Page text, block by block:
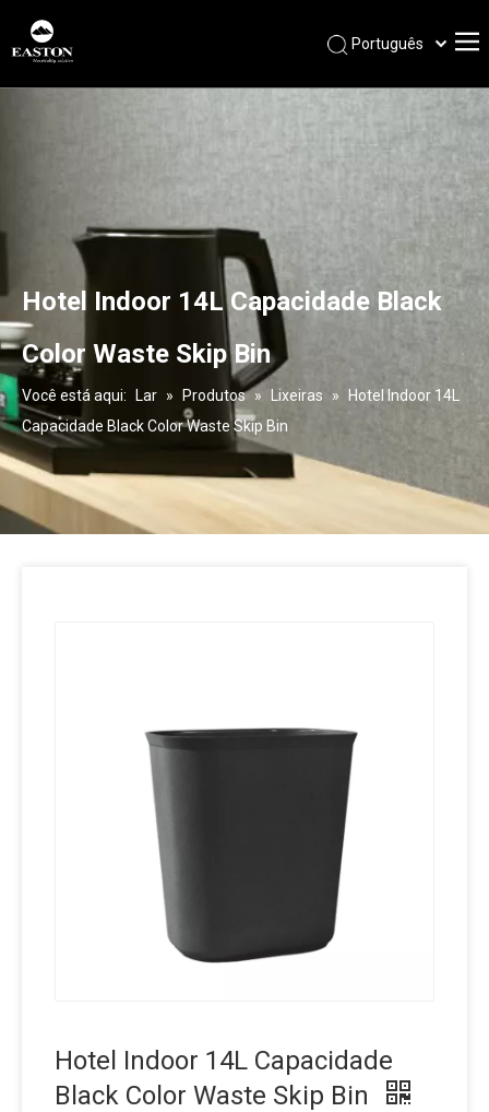
Português
Hotel Indoor 14L Capacidade Black
Color Waste Skip Bin
Você está aqui: Lar » Produtos » Lixeiras »
Hotel Indoor 14L
Capacidade Black Color Waste Skip Bin
Hotel Indoor 14L Capacidade
Black Color Waste Skip Bin